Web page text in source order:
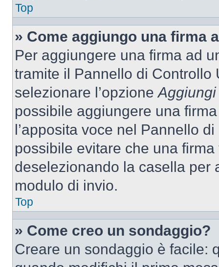
Top
» Come aggiungo una firma
Per aggiungere una firma ad
tramite il Pannello di Controllo
selezionare l’opzione
possibile aggiungere una
l’apposita voce nel Pannello
possibile evitare che una
deselezionando la casella per
modulo di invio.
Top
» Come creo un sondaggio?
Creare un sondaggio è facile: